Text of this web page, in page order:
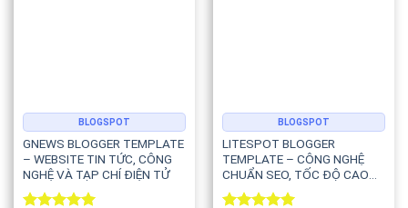
Website luôn hoạt động ổn định ngay cả khi có nhiều bài
viết, hình ảnh hoặc nội dung game.
📱 Responsive hoàn toàn trên mọi thiết
BLOGSPOT
GNEWS BLOGGER TEMPLATE
– WEBSITE TIN TỨC, CÔNG
NGHỆ VÀ TẠP CHÍ ĐIỆN TỬ
BLOGSPOT
LITESPOT BLOGGER
TEMPLATE – CÔNG NGHỆ
CHUẨN SEO, TỐC ĐỘ CAO
VÀ HIỆN ĐẠI